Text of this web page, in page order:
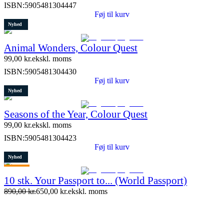
ISBN:5905481304447
Føj til kurv
Nyhed
Animal Wonders, Colour Quest
99,00 kr.ekskl. moms
ISBN:5905481304430
Føj til kurv
Nyhed
Seasons of the Year, Colour Quest
99,00 kr.ekskl. moms
ISBN:5905481304423
Føj til kurv
Nyhed
Restparti
9 stk. tilbage
10 stk. Your Passport to... (World Passport)
890,00kr.650,00 kr.ekskl. moms